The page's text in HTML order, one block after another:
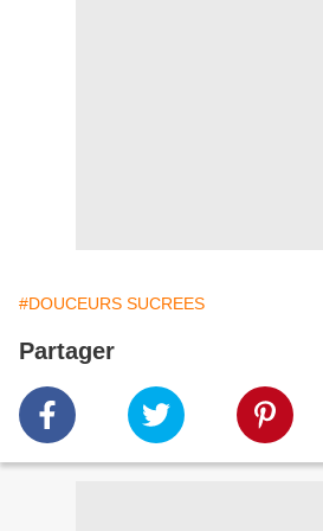
#DOUCEURS SUCREES
Partager